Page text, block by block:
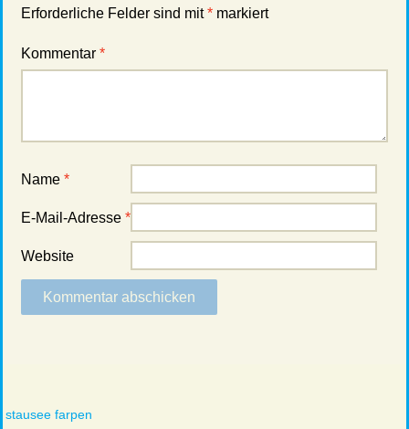
Erforderliche Felder sind mit* markiert
Kommentar *
Name *
E-Mail-Adresse *
Website
stausee farpen